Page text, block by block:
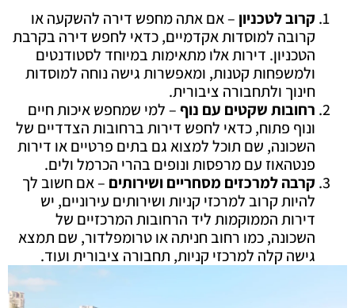
קרוב לטכניון – אם אתה מחפש דירה להשקעה או
קרובה למוסדות אקדמיים, כדאי לחפש דירה בקרבת
הטכניון. דירות אלו מתאימות במיוחד לסטודנטים
ולמשפחות קטנות, ומאפשרות גישה נוחה למוסדות
חינוך ולתחבורה ציבורית.
רחובות שקטים עם נוף– למי שמחפש איכות חיים
ונוף פתוח, כדאי לחפש דירות ברחובות הצדדיים של
השכונה, שם תוכל למצוא גם בתים פרטיים או דירות
פנטהאוז עם מרפסות ונופים בהרי הכרמל ולים.
קרבה למרכזים מסחריים ושירותים – אם חשוב לך
להיות קרוב למרכזי קניות ושירותים עירוניים, יש
דירות הממוקמות ליד הרחובות המרכזיים של
השכונה, כמו רחוב חניתה או טרומפלדור, שם תמצא
גישה קלה למרכזי קניות, תחבורה ציבורית ועוד.